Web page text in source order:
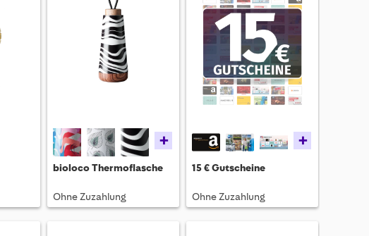
+
bioloco Thermoflasche
Ohne Zuzahlung
+
15 € Gutscheine
Ohne Zuzahlung